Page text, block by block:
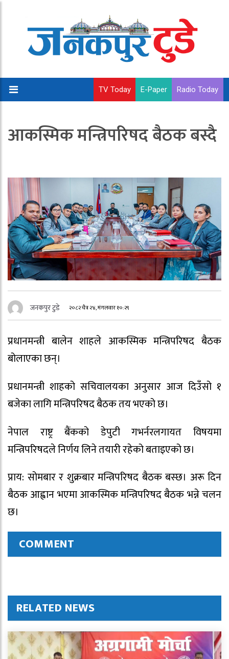
TV Today E-Paper Radio Today
आकस्मिक मन्त्रिपरिषद बैठक बस्दै
जनकपुर टुडे २०८२ चैत्र २४, मंगलवार १०:२९
प्रधानमन्त्री बालेन शाहले आकस्मिक मन्त्रिपरिषद बैठक
बोलाएका छन्।
प्रधानमन्त्री शाहको सचिवालयका अनुसार आज दिउँसो १
बजेका लागि मन्त्रिपरिषद बैठक तय भएको छ।
नेपाल राष्ट्र बैंकको डेपुटी गभर्नरलगायत विषयमा
मन्त्रिपरिषदले निर्णय लिने तयारी रहेको बताइएको छ।
प्राय: सोमबार र शुक्रबार मन्त्रिपरिषद बैठक बस्छ। अरू दिन
बैठक आह्वान भएमा आकस्मिक मन्त्रिपरिषद बैठक भन्ने चलन
छ।
COMMENT
RELATED NEWS